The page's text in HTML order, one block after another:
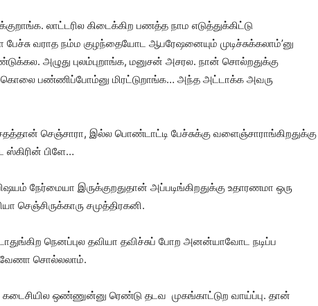
லாட்டரில கிடைக்கிற பணத்த நாம எடுத்துக்கிட்டு
வராத நம்ம குழந்தையோட ஆபரேஷனையும் முடிச்சுக்கலாம்’னு
அழுது புலம்புறாங்க, மனுசன் அசரல. நான் சொல்றதுக்கு
பண்ணிப்போம்னு மிரட்டுறாங்க… அந்த அட்டாக்க அவரு
செஞ்சாரா, இல்ல பொண்டாட்டி பேச்சுக்கு வளைஞ்சாராங்கிறதுக்கு
ஸ்கிரின் பிளே…
நேர்மையா இருக்குறதுதான் அப்படிங்கிறதுக்கு உதாரணமா ஒரு
செஞ்சிருக்காரு சமுத்திரகனி.
நெனப்புல தவியா தவிச்சுப் போற அனன்யாவோட நடிப்ப
வேணா சொல்லலாம்.
கடைசியில ஒண்ணுன்னு ரெண்டு தடவ முகங்காட்டுற வாய்ப்பு. தான்